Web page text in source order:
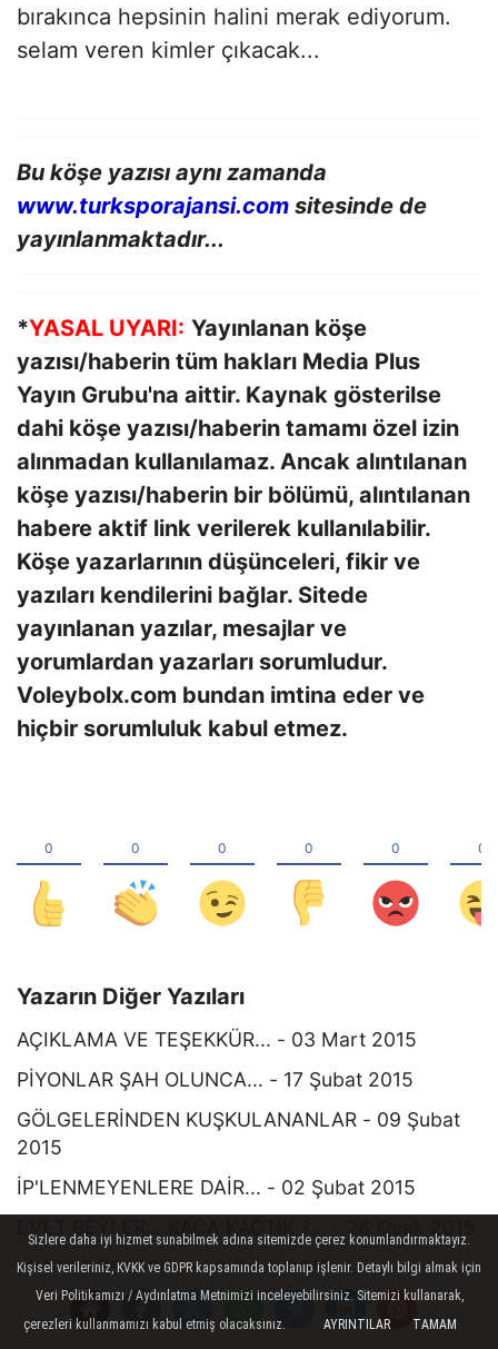
bırakınca hepsinin halini merak ediyorum.
selam veren kimler çıkacak...
Bu köşe yazısı aynı zamanda
www.turksporajansi.com sitesinde de
yayınlanmaktadır...
*YASAL UYARI: Yayınlanan köşe
yazısı/haberin tüm hakları Media Plus
Yayın Grubu'na aittir. Kaynak gösterilse
dahi köşe yazısı/haberin tamamı özel izin
alınmadan kullanılamaz. Ancak alıntılanan
köşe yazısı/haberin bir bölümü, alıntılanan
habere aktif link verilerek kullanılabilir.
Köşe yazarlarının düşünceleri, fikir ve
yazıları kendilerini bağlar. Sitede
yayınlanan yazılar, mesajlar ve
yorumlardan yazarları sorumludur.
Voleybolx.com bundan imtina eder ve
hiçbir sorumluluk kabul etmez.
Yazarın Diğer Yazıları
AÇIKLAMA VE TEŞEKKÜR... - 03 Mart 2015
PİYONLAR ŞAH OLUNCA... - 17 Şubat 2015
GÖLGELERİNDEN KUŞKULANANLAR - 09 Şubat
2015
İP'LENMEYENLERE DAİR... - 02 Şubat 2015
MHGK DOSYASI... - 22 Ocak 2015
ŞAH!.. - 20 Ocak 2015
Sizlere daha iyi hizmet sunabilmek adına sitemizde çerez konumlandırmaktayız.
Kişisel verileriniz, KVKK ve GDPR kapsamında toplanıp işlenir. Detaylı bilgi almak için
Veri Politikamızı / Aydınlatma Metnimizi inceleyebilirsiniz. Sitemizi kullanarak,
çerezleri kullanmamızı kabul etmiş olacaksınız.
AYRINTILAR TAMAM